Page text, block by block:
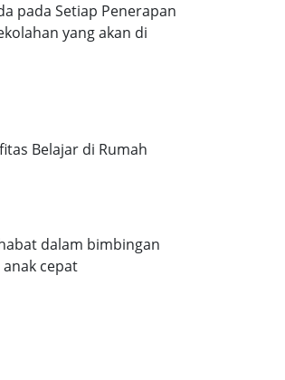
pada Setiap Penerapan
yang akan di
Belajar di Rumah
dalam bimbingan
cepat